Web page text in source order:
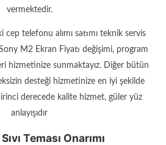
vermektedir.
cep telefonu alımı satımı teknik servis
M2 Ekran Fiyatı değişimi, program
hizmetinize sunmaktayız. Diğer bütün
desteği hizmetinize en iyi şekilde
derecede kalite hizmet, güler yüz
anlayışıdır
Teması Onarımı